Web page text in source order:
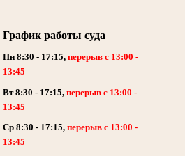
График работы суда
Пн 8:30 - 17:15,перерыв с 13:00 -
13:45
Вт 8:30 - 17:15,перерыв с 13:00 -
13:45
Ср 8:30 - 17:15,перерыв с 13:00 -
13:45